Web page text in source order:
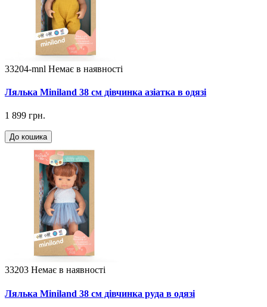
33204-mnl Немає в наявності
Лялька Miniland 38 см дівчинка азіатка в одязі
1 899 грн.
До кошика
33203 Немає в наявності
Лялька Miniland 38 см дівчинка руда в одязі